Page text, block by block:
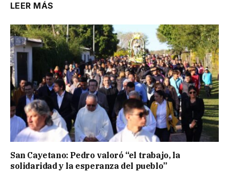
LEER MÁS
San Cayetano: Pedro valoró “el trabajo, la
solidaridad y la esperanza del pueblo”